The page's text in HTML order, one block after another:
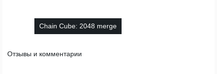
Chain Cube: 2048 merge
Отзывы и комментарии